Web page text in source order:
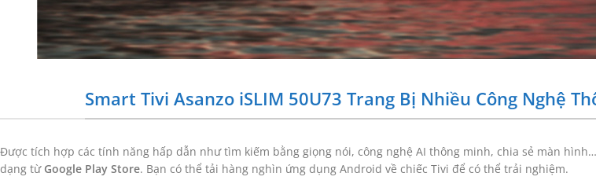
Smart Tivi Asanzo iSLIM 50U73 Trang Bị Nhiều Công Nghệ
Được tích hợp các tính năng hấp dẫn như tìm kiếm bằng giọng nói, công nghệ AI thông minh, chia sẻ màn
dạng từ Google Play Store. Bạn có thể tải hàng nghìn ứng dụng Android về chiếc Tivi để có thể trải nghiệm.